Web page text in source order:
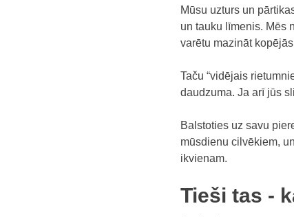
Mūsu uzturs un
un tauku līmenis. Mēs
varētu mazināt
Taču “vidējais
daudzuma. Ja arī jūs
Balstoties uz savu
mūsdienu cilvēkiem,
ikvienam.
Tieši tas -